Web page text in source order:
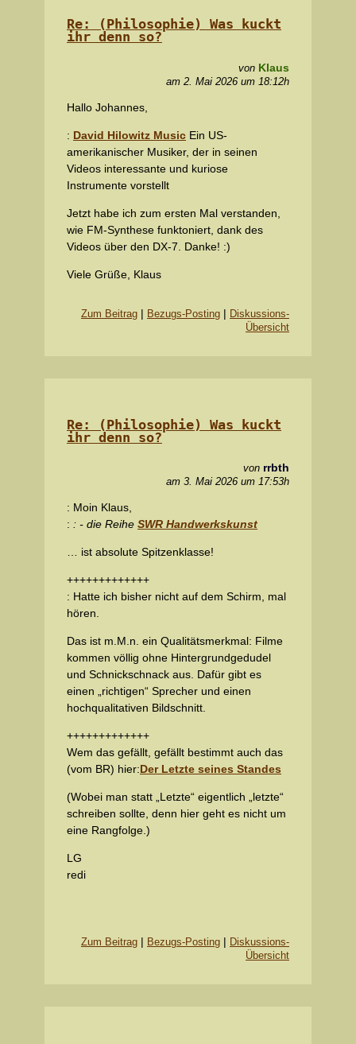
Re: (Philosophie) Was kuckt
ihr denn so?
von Klaus
am 2. Mai 2026 um 18:12h
Hallo Johannes,
: David Hilowitz Music Ein US-
amerikanischer Musiker, der in seinen
Videos interessante und kuriose
Instrumente vorstellt
Jetzt habe ich zum ersten Mal verstanden,
wie FM-Synthese funktoniert, dank des
Videos über den DX-7. Danke! :)
Viele Grüße, Klaus
Zum Beitrag | Bezugs-Posting | Diskussions-
Übersicht
Re: (Philosophie) Was kuckt
ihr denn so?
von rrbth
am 3. Mai 2026 um 17:53h
: Moin Klaus,
: : - die Reihe SWR Handwerkskunst
… ist absolute Spitzenklasse!
+++++++++++++
: Hatte ich bisher nicht auf dem Schirm, mal
hören.
Das ist m.M.n. ein Qualitätsmerkmal: Filme
kommen völlig ohne Hintergrundgedudel
und Schnickschnack aus. Dafür gibt es
einen „richtigen“ Sprecher und einen
hochqualitativen Bildschnitt.
+++++++++++++
Wem das gefällt, gefällt bestimmt auch das
(vom BR) hier:Der Letzte seines Standes
(Wobei man statt „Letzte“ eigentlich „letzte“
schreiben sollte, denn hier geht es nicht um
eine Rangfolge.)
LG
redi
Zum Beitrag | Bezugs-Posting | Diskussions-
Übersicht